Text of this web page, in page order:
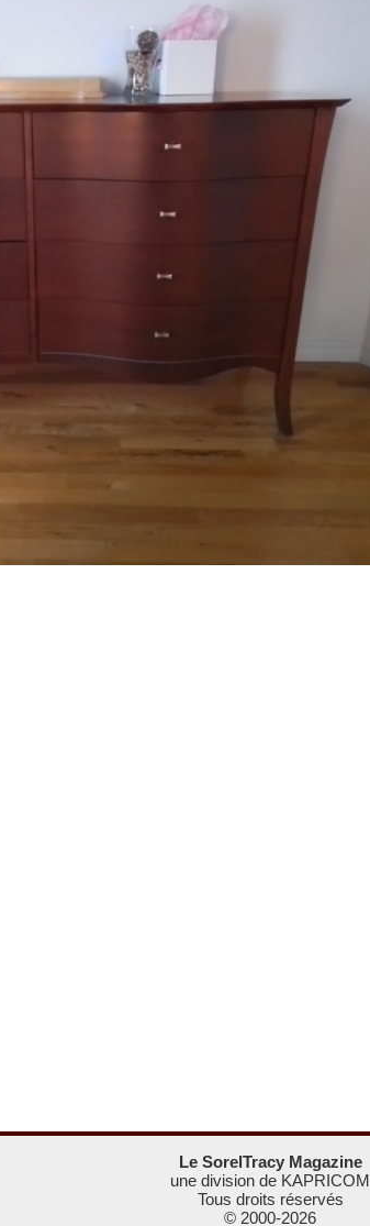
Le SorelTracy Magazine
une division de KAPRICOM
Tous droits réservés
© 2000-2026